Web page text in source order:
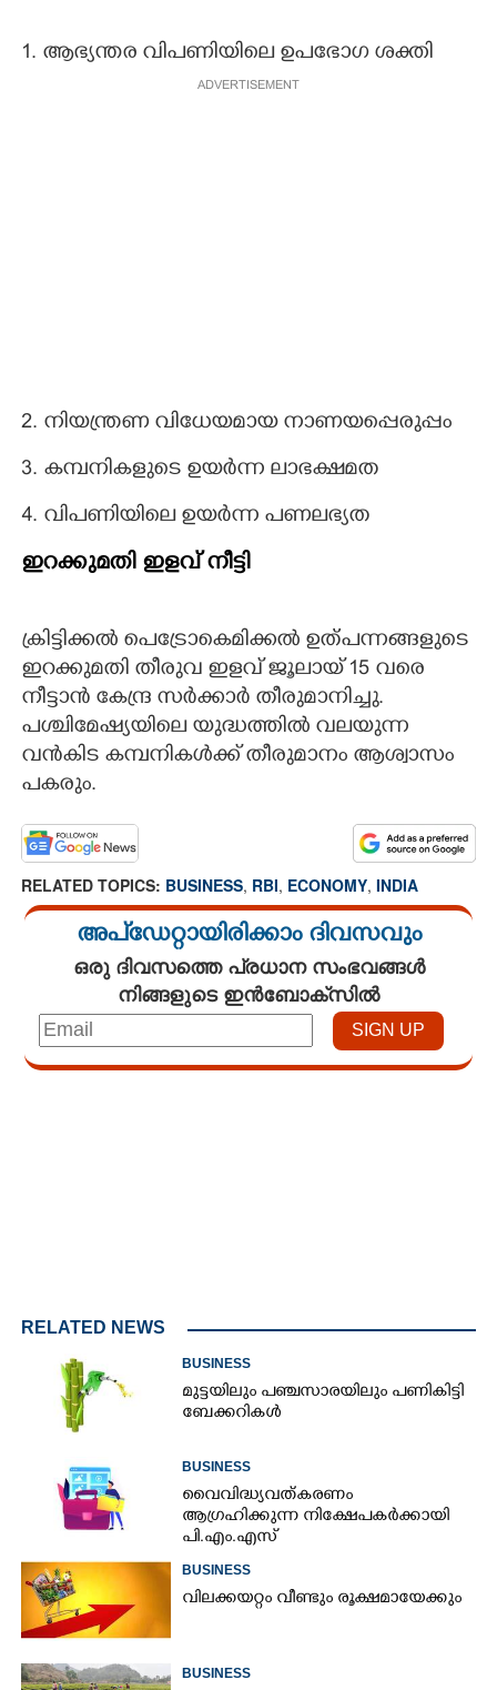
1. ആഭ്യന്തര വിപണിയിലെ ഉപഭോഗ ശക്തി
ADVERTISEMENT
2. നിയന്ത്രണ വിധേയമായ നാണയപ്പെരുപ്പം
3. കമ്പനികളുടെ ഉയര്‍ന്ന ലാഭക്ഷമത
4. വിപണിയിലെ ഉയര്‍ന്ന പണലഭ്യത
ഇറക്കുമതി ഇളവ് നീട്ടി
ക്രിട്ടിക്കല്‍ പെട്രോകെമിക്കല്‍ ഉത്പന്നങ്ങളുടെ
ഇറക്കുമതി തീരുവ ഇളവ് ജൂലായ് 15 വരെ
നീട്ടാന്‍ കേന്ദ്ര സര്‍ക്കാര്‍ തീരുമാനിച്ചു.
പശ്ചിമേഷ്യയിലെ യുദ്ധത്തില്‍ വലയുന്ന
വന്‍കിട കമ്പനികള്‍ക്ക് തീരുമാനം ആശ്വാസം
പകരും.
RELATED TOPICS: BUSINESS, RBI, ECONOMY, INDIA
അപ്ഡേറ്റായിരിക്കാം ദിവസവും
ഒരു ദിവസത്തെ പ്രധാന സംഭവങ്ങൾ
നിങ്ങളുടെ ഇൻബോക്സിൽ
PlayNextMute
CurrentDuration
Loaded
Fullscreen
RELATED NEWS
BUSINESS
മുട്ടയിലും പഞ്ചസാരയിലും പണികിട്ടി
ബേക്കറികൾ
BUSINESS
വൈവിദ്ധ്യവത്കരണം
ആഗ്രഹിക്കുന്ന നിക്ഷേപകർക്കായി
പി.എം.എസ്
BUSINESS
വിലക്കയറ്റം വീണ്ടും രൂക്ഷമായേക്കും
BUSINESS